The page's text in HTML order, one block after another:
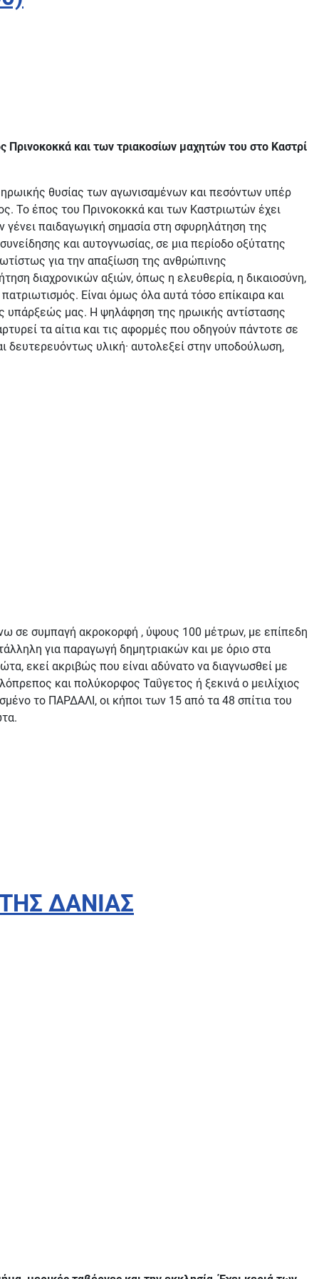
Πρινοκοκκά και των τριακοσίων μαχητών του στο Καστρί
ηρωικής θυσίας των αγωνισαμένων και πεσόντων υπέρ
Το έπος του Πρινοκοκκά και των Καστριωτών έχει
γένει παιδαγωγική σημασία στη σφυρηλάτηση της
και αυτογνωσίας, σε μια περίοδο οξύτατης
για την απαξίωση της ανθρώπινης
διαχρονικών αξιών, όπως η ελευθερία, η δικαιοσύνη,
Είναι όμως όλα αυτά τόσο επίκαιρα και
υπάρξεώς μας. Η ψηλάφηση της ηρωικής αντίστασης
τα αίτια και τις αφορμές που οδηγούν πάντοτε σε
δευτερευόντως υλική· αυτολεξεί στην υποδούλωση,
σε συμπαγή ακροκορφή , ύψους 100 μέτρων, με επίπεδη
για παραγωγή δημητριακών και με όριο στα
εκεί ακριβώς που είναι αδύνατο να διαγνωσθεί με
και πολύκορφος Ταΰγετος ή ξεκινά ο μειλίχιος
το ΠΑΡΔΑΛΙ, οι κήποι των 15 από τα 48 σπίτια του
ΔΑΝΙΑΣ